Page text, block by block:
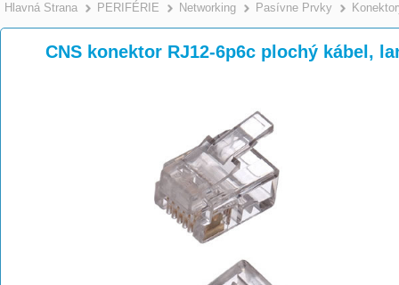
Hlavná Strana >
PERIFÉRIE >
Networking >
Pasívne Prvky
CNS konektor RJ12-6p6c plochý kábel,